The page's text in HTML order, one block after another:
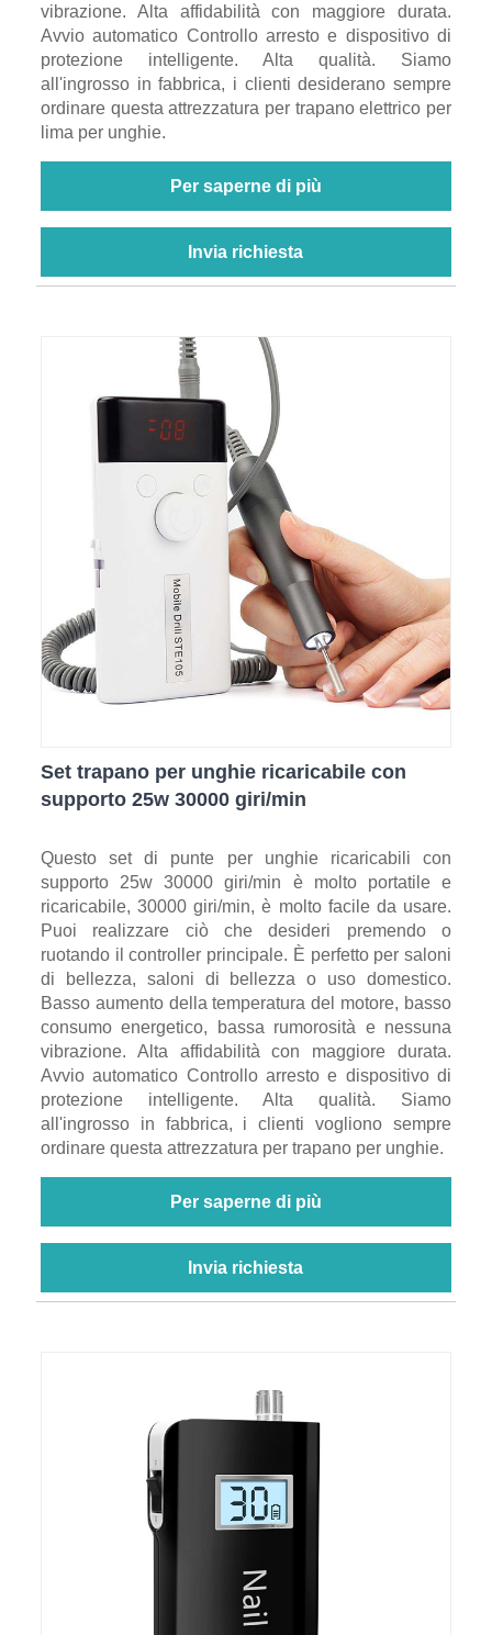
vibrazione. Alta affidabilità con maggiore durata.
Avvio automatico Controllo arresto e dispositivo di
protezione intelligente. Alta qualità. Siamo
all'ingrosso in fabbrica, i clienti desiderano sempre
ordinare questa attrezzatura per trapano elettrico per
lima per unghie.
Per saperne di più
Invia richiesta
Set trapano per unghie ricaricabile con
supporto 25w 30000 giri/min
Questo set di punte per unghie ricaricabili con
supporto 25w 30000 giri/min è molto portatile e
ricaricabile, 30000 giri/min, è molto facile da usare.
Puoi realizzare ciò che desideri premendo o
ruotando il controller principale. È perfetto per saloni
di bellezza, saloni di bellezza o uso domestico.
Basso aumento della temperatura del motore, basso
consumo energetico, bassa rumorosità e nessuna
vibrazione. Alta affidabilità con maggiore durata.
Avvio automatico Controllo arresto e dispositivo di
protezione intelligente. Alta qualità. Siamo
all'ingrosso in fabbrica, i clienti vogliono sempre
ordinare questa attrezzatura per trapano per unghie.
Per saperne di più
Invia richiesta